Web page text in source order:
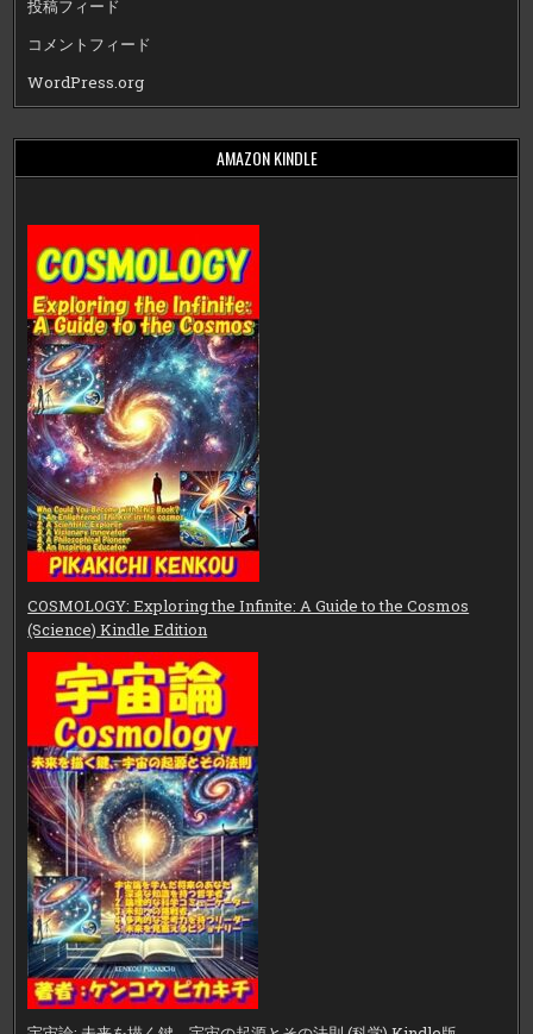
投稿フィード
コメントフィード
WordPress.org
AMAZON KINDLE
COSMOLOGY: Exploring the Infinite: A Guide to the Cosmos
(Science) Kindle Edition